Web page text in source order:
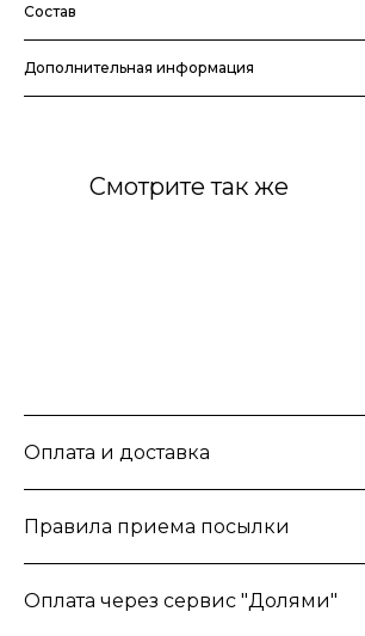
Состав
Дополнительная информация
Смотрите так же
Оплата и доставка
Правила приема посылки
Оплата через сервис "Долями"